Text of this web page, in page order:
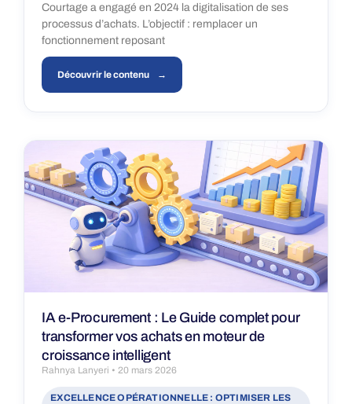
Courtage a engagé en 2024 la digitalisation de ses
processus d’achats. L’objectif : remplacer un
fonctionnement reposant
Découvrir le contenu
IA e-Procurement : Le Guide complet pour
transformer vos achats en moteur de
croissance intelligent
Rahnya Lanyeri 20 mars 2026
EXCELLENCE OPÉRATIONNELLE : OPTIMISER LES